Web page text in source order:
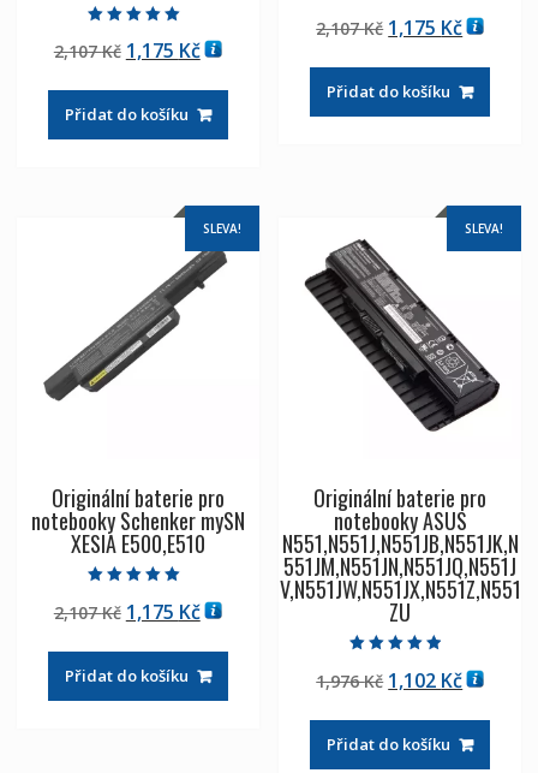
5.00
z 5
2,107Kč Původní
byla:
2,107 Kč
1,175 KčAktuální
je:
1,175 Kč
Přidat do košíku
5.00
z 5
2,107Kč Původní
byla:
2,107 Kč
1,175 Kč
je:
1,175 Kč
Přidat do košíku
SLEVA!
Originální baterie pro
notebooky Schenker mySN
XESIA E500,E510
5.00
z 5
2,107Kč Původní
byla:
2,107 Kč
1,175 KčAktuální
je:
1,175 Kč
Přidat do košíku
SLEVA!
Originální baterie pro
notebooky ASUS
N551,N551J,N551JB,N551JK,N
551JM,N551JN,N551JQ,N551J
V,N551JW,N551JX,N551Z,N551
ZU
4.50
z 5
1,976Kč Původní
byla:
1,976 Kč
1,102 Kč
je:
1,102 Kč
Přidat do košíku